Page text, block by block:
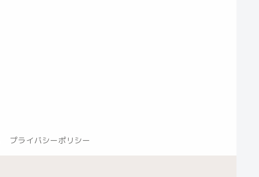
プライバシーポリシー